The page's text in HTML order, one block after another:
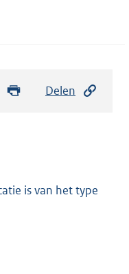
Delen
is van het type